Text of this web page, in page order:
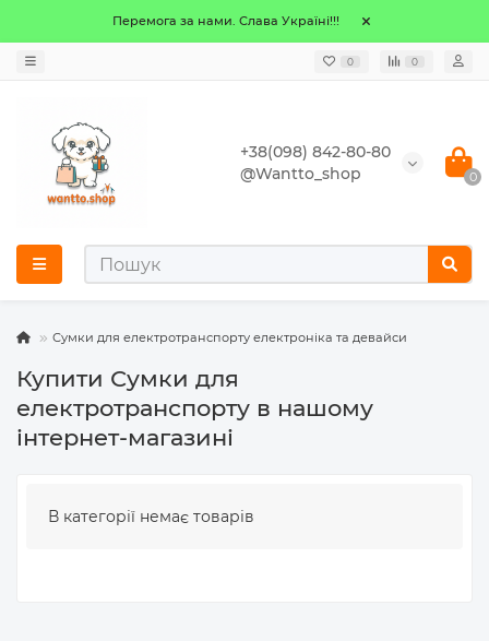
Перемога за нами. Слава Україні!!!
0 0
+38(098) 842-80-80
@Wantto_shop
0
Сумки для електротранспорту електроніка та девайси
Купити Сумки для
електротранспорту в нашому
інтернет-магазині
В категорії немає товарів